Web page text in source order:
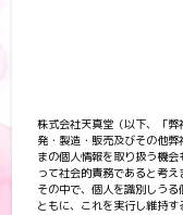
株式会社天真堂（以下、「
発・製造・販売及びその他
まの個人情報を取り扱う機
って社会的責務であると考え
その中で、個人を識別しう
ともに、これを実行し維持す